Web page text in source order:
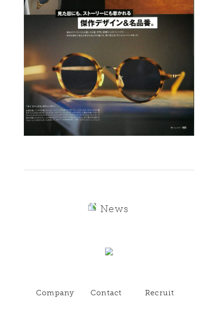
News
Company Contact Recruit